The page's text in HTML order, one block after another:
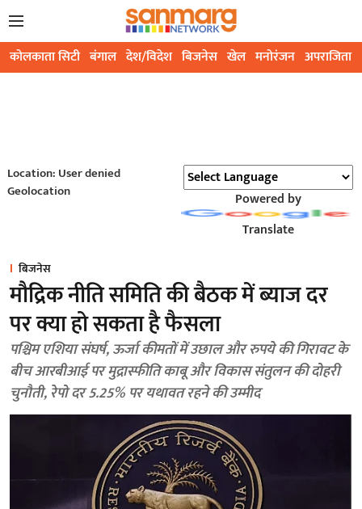
कोलकाता सिटी बंगाल देश/विदेश बिजनेस खेल मनोरंजन अपराजिता
Location: User denied
Geolocation
Powered by
Translate
बिजनेस
मौद्रिक नीति समिति की बैठक में ब्याज दर
पर क्या हो सकता है फैसला
पश्चिम एशिया संघर्ष, ऊर्जा कीमतों में उछाल और रुपये की गिरावट के
बीच आरबीआई पर मुद्रास्फीति काबू और विकास संतुलन की दोहरी
चुनौती, रेपो दर 5.25% पर यथावत रहने की उम्मीद